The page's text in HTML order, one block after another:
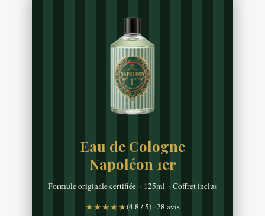
Eau de Cologne
Napoléon 1er
Formule originale certifiée · 125ml · Coffret inclus
★★★★★(4.8 / 5) · 28 avis